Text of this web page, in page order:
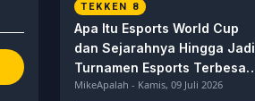
TEKKEN 8
Apa Itu Esports World Cup
dan Sejarahnya Hingga Jadi
Turnamen Esports Terbesar
di Dunia
MikeApalah - Kamis, 09 Juli 2026